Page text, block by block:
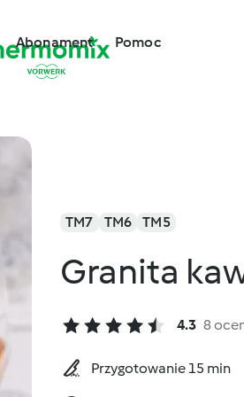
Abonament Pomoc
TM7 TM6 TM5
Granita
4.3 8
Przygotowanie 15 min